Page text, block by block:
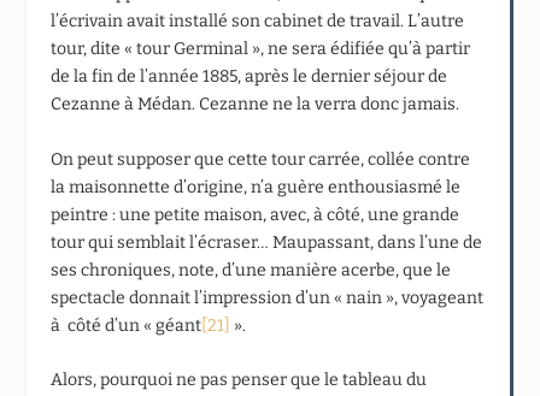
l’écrivain avait installé son cabinet de travail. L’autre
tour, dite « tour Germinal », ne sera édifiée qu’à partir
de la fin de l’année 1885, après le dernier séjour de
Cezanne à Médan. Cezanne ne la verra donc jamais.
On peut supposer que cette tour carrée, collée contre
la maisonnette d’origine, n’a guère enthousiasmé le
peintre : une petite maison, avec, à côté, une grande
tour qui semblait l’écraser… Maupassant, dans l’une de
ses chroniques, note, d’une manière acerbe, que le
spectacle donnait l’impression d’un « nain », voyageant
à côté d’un « géant [21] ».
Alors, pourquoi ne pas penser que le tableau du